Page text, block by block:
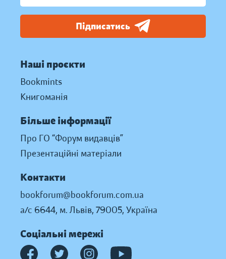
Підписатись
Наші проєкти
Bookmints
Книгоманія
Більше інформації
Про ГО “Форум видавців”
Презентаційні матеріали
Контакти
bookforum@bookforum.com.ua
а/с 6644, м. Львів, 79005, Україна
Соціальні мережі